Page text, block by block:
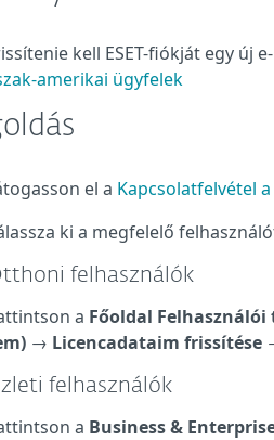
kell ESET-fiókját egy új
amerikai ügyfelek
el a Kapcsolatfelvétel
ki a megfelelő
felhasználók
a Főoldal
→ Licencadataim frissítése
felhasználók
a Business &